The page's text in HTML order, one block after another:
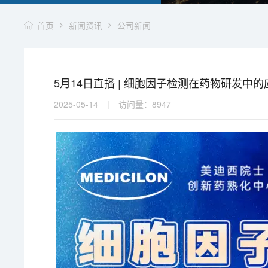
首页 新闻资讯 公司新闻
5月14日直播 | 细胞因子检测在药物研发中的
2025-05-14 | 访问量：8947